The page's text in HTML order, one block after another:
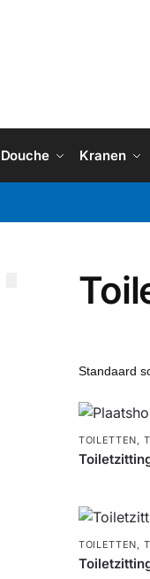
Douche Kranen
TOILETTEN,
TOILETTEN,